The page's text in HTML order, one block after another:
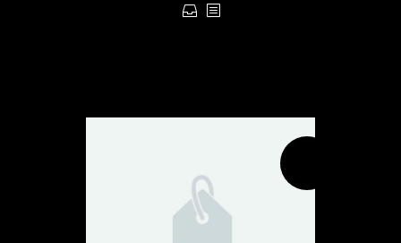
PROMO !